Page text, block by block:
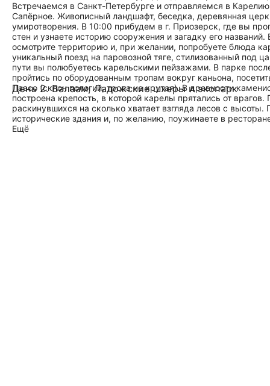
Встречаемся в Санкт-Петербурге и отправляемся в
Сапёрное. Живописный ландшафт, беседка, деревянная
умиротворения. В 10:00 прибудем в г. Приозерск, где вы
стен и узнаете историю сооружения и загадку его
осмотрите территорию и, при желании, попробуете блюда
уникальный поезд на паровозной тяге, стилизованный под
пути вы полюбуетесь карельскими пейзажами. В парке
пройтись по оборудованным тропам вокруг каньона,
Паасо (склон пологий, тропа не крутая). В древности
построена крепость, в которой карелы прятались от
раскинувшихся на сколько хватает взгляда лесов с
исторические здания и, по желанию, поужинаете в
Ещё
День 2. Валаам, Ладожские шхеры и экопарк